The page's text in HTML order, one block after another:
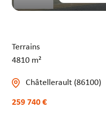
Terrains
4810 m²
Châtellerault (86100)
259 740 €